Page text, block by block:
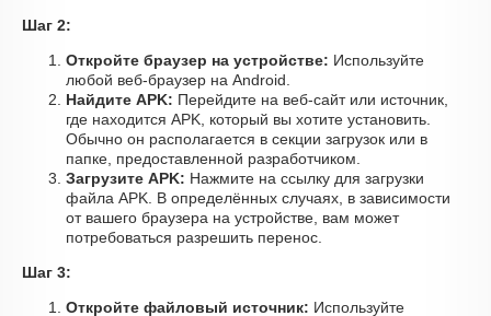
Шаг 2:
Откройте браузер на устройстве: Используйте
любой веб-браузер на Android.
Найдите APK: Перейдите на веб-сайт или источник,
где находится APK, который вы хотите установить.
Обычно он располагается в секции загрузок или в
папке, предоставленной разработчиком.
Загрузите APK: Нажмите на ссылку для загрузки
файла APK. В определённых случаях, в зависимости
от вашего браузера на устройстве, вам может
потребоваться разрешить перенос.
Шаг 3:
Откройте файловый источник: Используйте